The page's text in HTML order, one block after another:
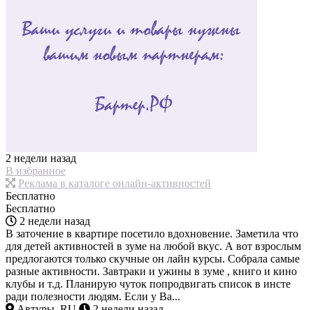
2 недели назад
В избранное
Реклама в каталоге онлайн-активностей
Бесплатно
Бесплатно
2 недели назад
В заточение в квартире посетило вдохновение. Заметила что
для детей активностей в зуме на любой вкус. А вот взрослым
предлогаются только скучные он лайн курсы. Собрала самые
разные активности. Завтраки и ужины в зуме , книго и кино
клубы и т.д. Планирую чуток попродвигать список в инсте
ради полезности людям. Если у Ва...